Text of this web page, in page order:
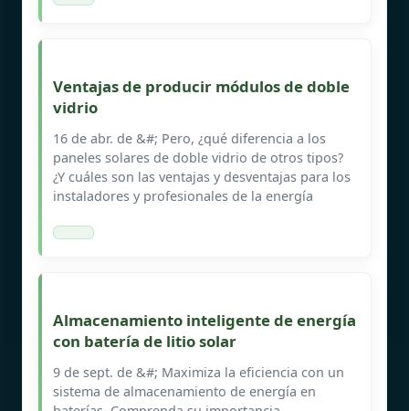
Ventajas de producir módulos de doble
vidrio
16 de abr. de &#; Pero, ¿qué diferencia a los
paneles solares de doble vidrio de otros tipos?
¿Y cuáles son las ventajas y desventajas para los
instaladores y profesionales de la energía
Almacenamiento inteligente de energía
con batería de litio solar
9 de sept. de &#; Maximiza la eficiencia con un
sistema de almacenamiento de energía en